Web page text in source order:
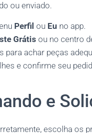
ou enviado.
Perfil ou Eu no app.
Grátis ou no centro
para achar peças
e confirme seu
e
escolha os